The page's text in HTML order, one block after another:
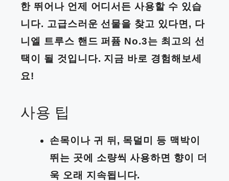
한 뛰어나 언제 어디서든 사용할 수 있습
니다. 고급스러운 선물을 찾고 있다면, 다
니엘 트루스 핸드 퍼퓸 No.3는 최고의 선
택이 될 것입니다. 지금 바로 경험해보세
요!
사용 팁
손목이나 귀 뒤, 목덜미 등 맥박이
뛰는 곳에 소량씩 사용하면 향이 더
욱 오래 지속됩니다.